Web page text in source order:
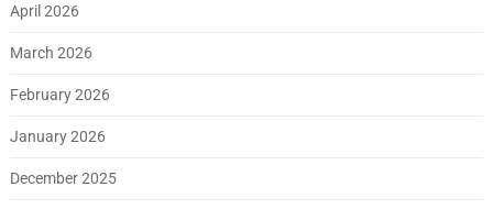
April 2026
March 2026
February 2026
January 2026
December 2025